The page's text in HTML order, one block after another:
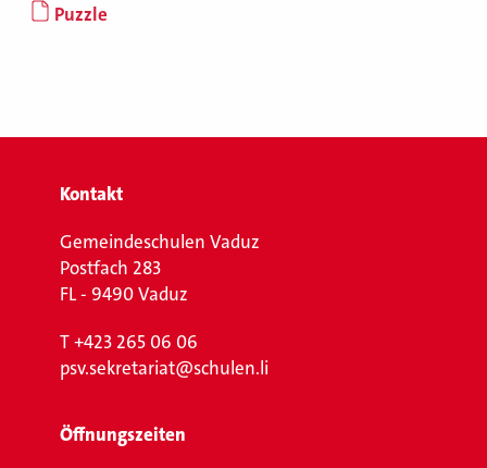
Puzzle
Kontakt
Gemeindeschulen Vaduz
Postfach 283
FL - 9490 Vaduz
T+423 265 06 06
psv.sekretariat@schulen.li
Öffnungszeiten